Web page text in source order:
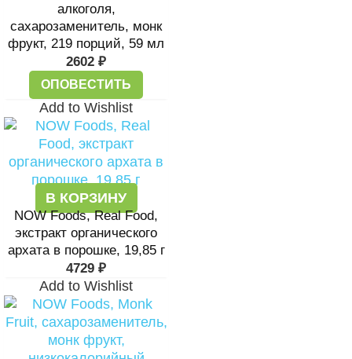
алкоголя,
сахарозаменитель, монк
фрукт, 219 порций, 59 мл
2602 ₽
ОПОВЕСТИТЬ
Add to Wishlist
В КОРЗИНУ
NOW Foods, Real Food,
экстракт органического
архата в порошке, 19,85 г
4729 ₽
Add to Wishlist